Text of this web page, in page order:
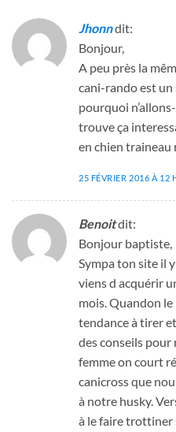
Jhonndit:
Bonjour,
A peu près la
cani-rando est
pourquoi
trouve ça
en chien traineau
25 FÉVRIER 2016 À 12
Benoitdit:
Bonjour baptiste,
Sympa ton site il
viens d acquérir
mois. Quandon le
tendance à tirer
des conseils pour
femme on court
canicross que
à notre husky.
à le faire trottiner